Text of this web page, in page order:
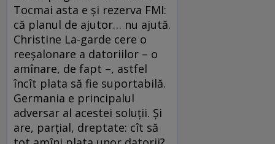
Tocmai asta e și rezerva FMI:
că planul de ajutor… nu ajută.
Christine La-garde cere o
reeșalonare a datoriilor – o
amînare, de fapt –, astfel
încît plata să fie suportabilă.
Germania e principalul
adversar al acestei soluții. Și
are, parțial, dreptate: cît să